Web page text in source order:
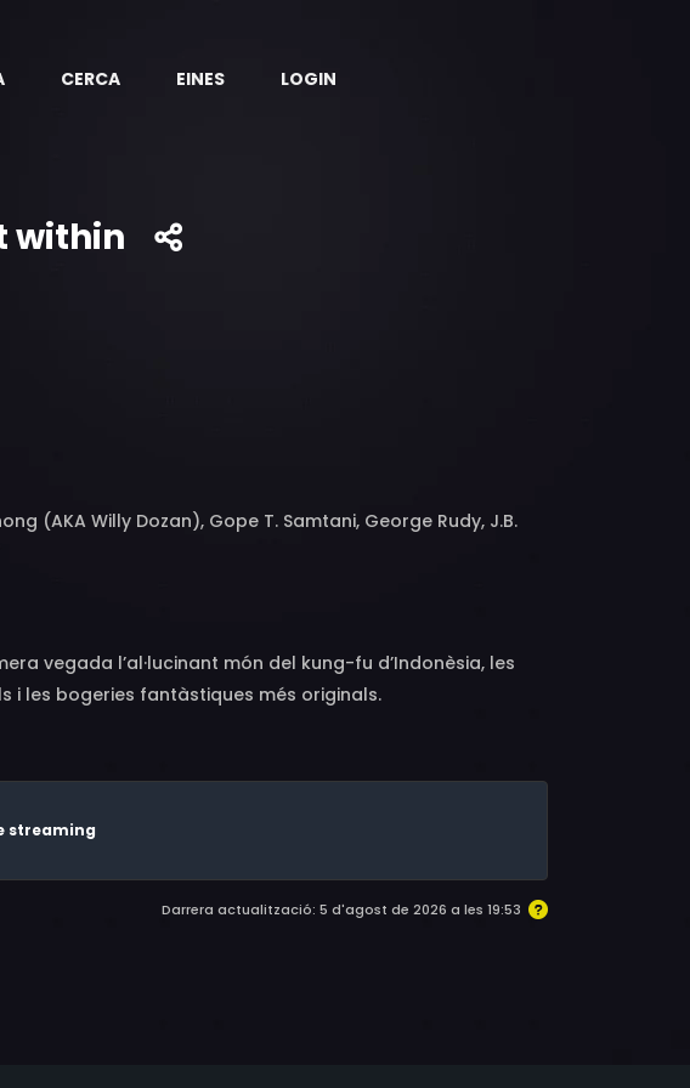
CERCA EINES LOGIN
within
(AKA Willy Dozan), Gope T. Samtani, George Rudy, J.B.
vegada l’al·lucinant món del kung-fu d’Indonèsia, les
i les bogeries fantàstiques més originals.
streaming
Darrera actualització: 5 d'agost de 2026 a les 19:53